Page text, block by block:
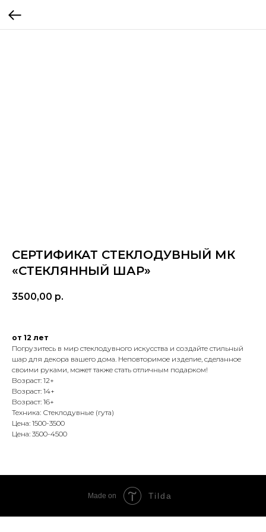
СЕРТИФИКАТ СТЕКЛОДУВНЫЙ МК
«СТЕКЛЯННЫЙ ШАР»
3500,00 р.
от 12 лет
Погрузитесь в мир стеклодувного искусства и создайте стильный
шар для декора вашего дома. Неповторимое изделие, сделанное
своими руками, может также стать отличным подарком!
Возраст: 12+
Возраст: 14+
Возраст: 16+
Техника: Стеклодувные (гута)
Цена: 1500-3500
Цена: 3500-4500
Made on Tilda